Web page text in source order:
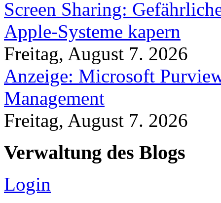
Screen Sharing:
Apple-Systeme kapern
Freitag, August 7. 2026
Anzeige: Microsoft
Management
Freitag, August 7. 2026
Verwaltung des Blogs
Login